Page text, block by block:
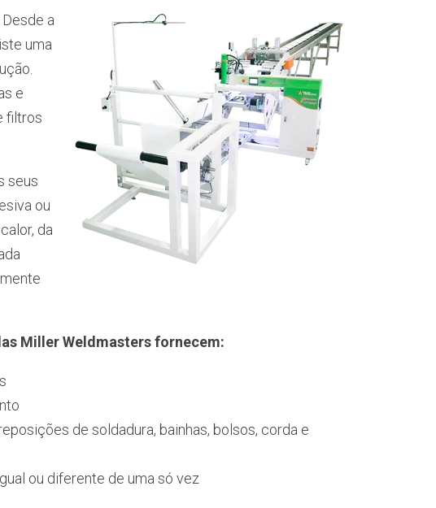
a
uma
e
filtros
seus
ou
da
Miller Weldmasters fornecem:
de soldadura, bainhas, bolsos, corda e
ou diferente de uma só vez